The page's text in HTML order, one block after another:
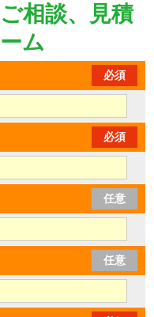
相談、見積
ム
必須
必須
任意
任意